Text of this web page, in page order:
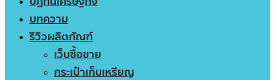
บทความ
รีวิวผลิตภัณฑ์
เว็บซื้อขาย
กระเป๋าเก็บเหรียญ